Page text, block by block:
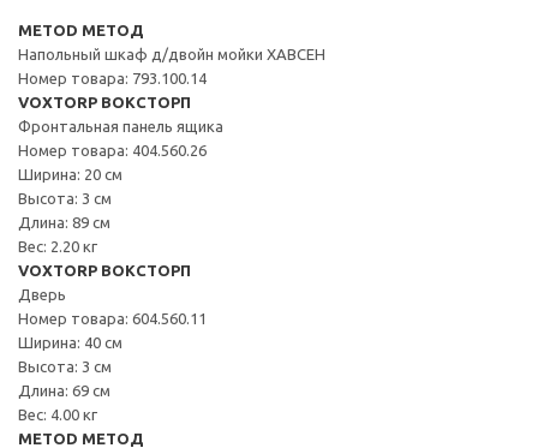
METOD МЕТОД
Напольный шкаф д/двойн мойки ХАВСЕН
Номер товара: 793.100.14
VOXTORP ВОКСТОРП
Фронтальная панель ящика
Номер товара: 404.560.26
Ширина: 20 см
Высота: 3 см
Длина: 89 см
Вес: 2.20 кг
VOXTORP ВОКСТОРП
Дверь
Номер товара: 604.560.11
Ширина: 40 см
Высота: 3 см
Длина: 69 см
Вес: 4.00 кг
METOD МЕТОД